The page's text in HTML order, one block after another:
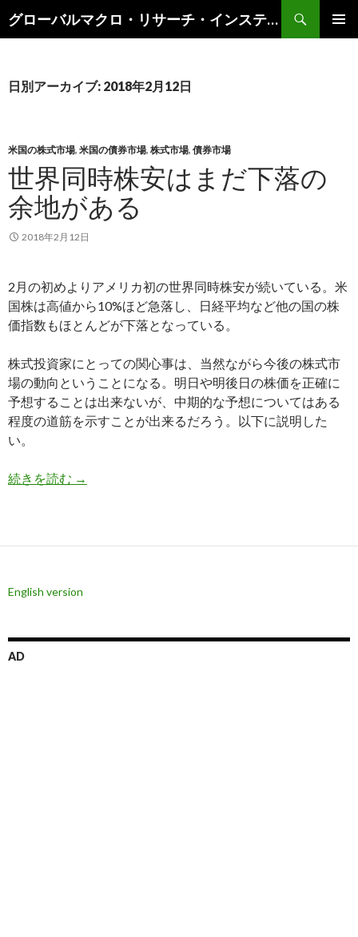
グローバルマクロ・リサーチ・インスティテュート
索
ン
キ
ッ
日別アーカイブ: 2018年2月12日
米国の株式市場, 米国の債券市場, 株式市場, 債券市場
世界同時株安はまだ下落の
余地がある
2018年2月12日
2月の初めよりアメリカ初の世界同時株安が続いている。米
国株は高値から10%ほど急落し、日経平均など他の国の株
価指数もほとんどが下落となっている。
株式投資家にとっての関心事は、当然ながら今後の株式市
場の動向ということになる。明日や明後日の株価を正確に
予想することは出来ないが、中期的な予想についてはある
程度の道筋を示すことが出来るだろう。以下に説明した
い。
続きを読む 世界同時株安はまだ下落の余地がある
→
English version
AD